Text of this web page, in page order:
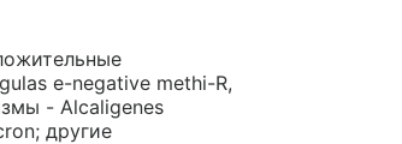
e-negative methi-R,
- Alcaligenes
другие